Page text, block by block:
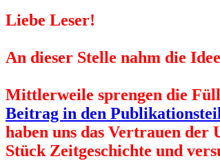
Liebe Leser!
An dieser Stelle nahm die
Mittlerweile sprengen die
Beitrag in den
haben uns das Vertrauen
Stück Zeitgeschichte und